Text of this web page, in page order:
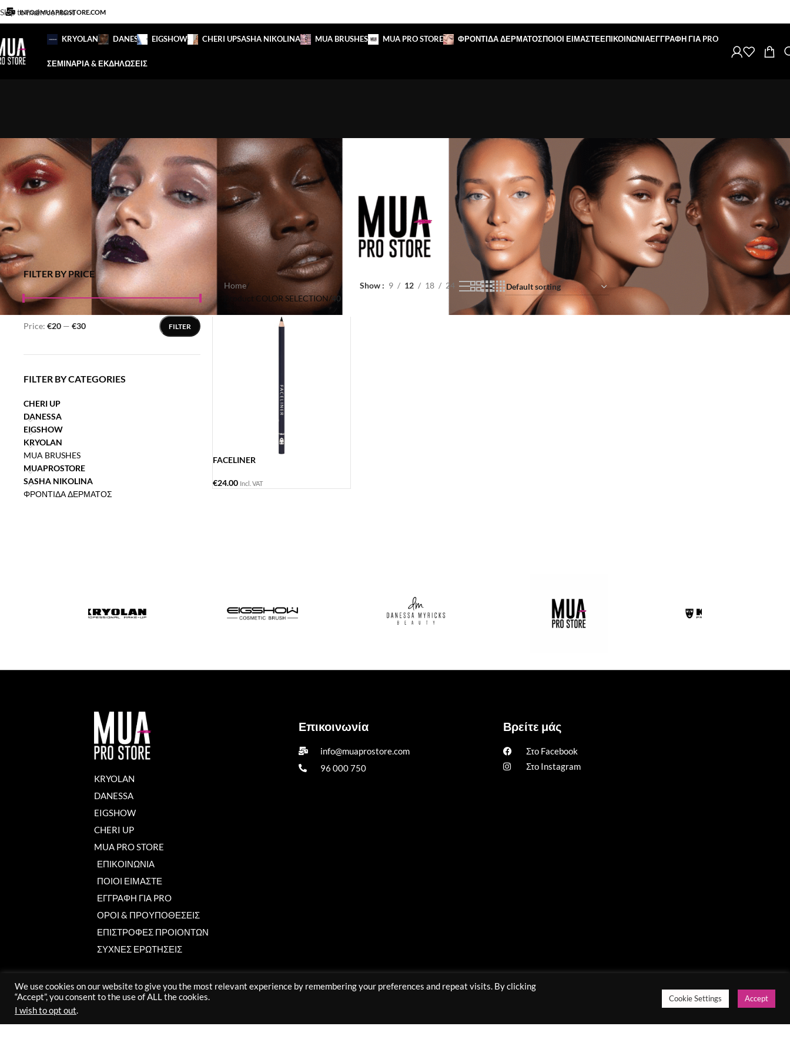
Skip to main content
INFO@MUAPROSTORE.COM
KRYOLAN DANESSA EIGSHOW CHERI UPSASHA NIKOLINA MUA BRUSHES MUA PRO STORE ΦΡΟΝΤΙΔΑ ΔΕΡΜΑΤΟΣΠΟΙΟΙ ΕΙΜΑΣΤΕΕΠΙΚΟΙΝΩΝΙΑΕΓΓΡΑΦΗ ΓΙΑ PRO
ΣΕΜΙΝΑΡΙΑ & ΕΚΔΗΛΩΣΕΙΣ
FILTER BY PRICE
FILTER
Price: €20 — €30
FILTER BY CATEGORIES
CHERI UP
DANESSA
EIGSHOW
KRYOLAN
MUA BRUSHES
MUAPROSTORE
SASHA NIKOLINA
ΦΡΟΝΤΙΔΑ ΔΕΡΜΑΤΟΣ
Home/
Product COLOR SELECTION/40
Show 9 12 18 24
FACELINER
€24.00 Incl. VAT
KRYOLAN
DANESSA
EIGSHOW
CHERI UP
MUA PRO STORE
ΕΠΙΚΟΙΝΩΝΙΑ
ΠΟΙΟΙ ΕΙΜΑΣΤΕ
ΕΓΓΡΑΦΗ ΓΙΑ PRO
ΟΡΟΙ & ΠΡΟΥΠΟΘΕΣΕΙΣ
ΕΠΙΣΤΡΟΦΕΣ ΠΡΟΙΟΝΤΩΝ
ΣΥΧΝΕΣ ΕΡΩΤΗΣΕΙΣ
Επικοινωνία
info@muaprostore.com
96 000 750
Βρείτε μάς
Στο Facebook
Στο Instagram
Υποστηρίζουμε Πληρωμές με:
We use cookies on our website to give you the most relevant experience by remembering your preferences and repeat visits. By clicking
“Accept”, you consent to the use of ALL the cookies.
I wish to opt out.
Cookie Settings Accept